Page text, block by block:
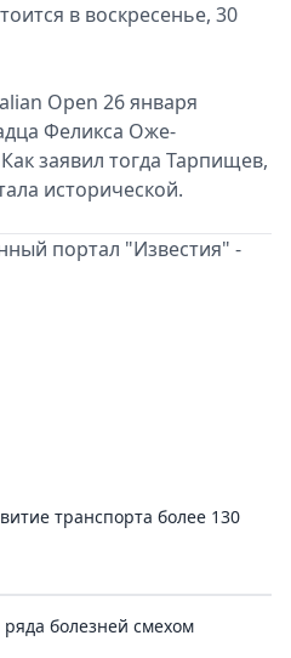
в воскресенье, 30
Open 26 января
Феликса Оже-
заявил тогда Тарпищев,
исторической.
портал "Известия" -
транспорта болee 130
болезней смехом